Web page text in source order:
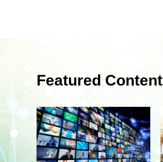
Featured Content